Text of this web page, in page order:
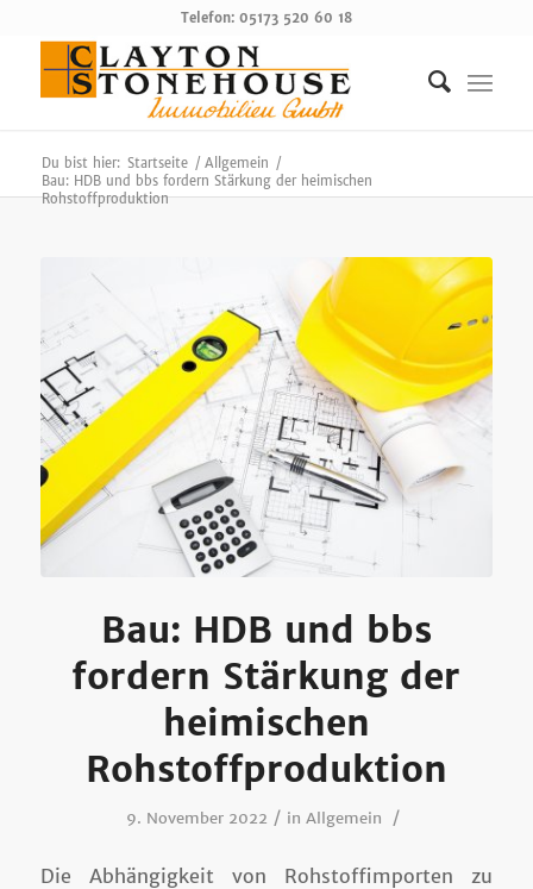
Telefon: 05173 520 60 18
Du bist hier: Startseite / Allgemein /
Bau: HDB und bbs fordern Stärkung der heimischen
Rohstoffproduktion
Bau: HDB und bbs
fordern Stärkung der
heimischen
Rohstoffproduktion
9. November 2022 / inAllgemein /
Die Abhängigkeit von Rohstoffimporten zu